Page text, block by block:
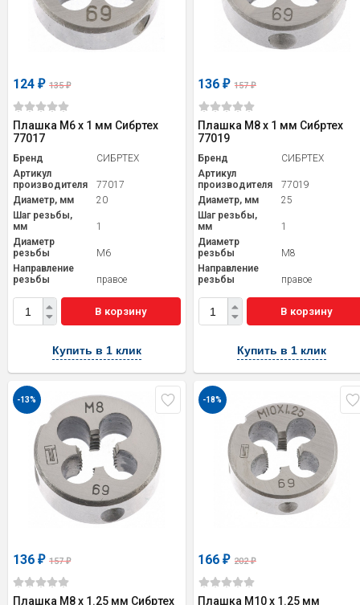
124 ₽ 135₽
Плашка М6 х 1 мм Сибртех
77017
Бренд
СИБРТЕХ
Артикул
производителя
77017
Диаметр, мм
20
Шаг резьбы,
мм
1
Диаметр
резьбы
M6
Направление
резьбы
правое
В корзину
Купить в 1 клик
136₽ 157₽
Плашка М8 х 1 мм Сибртех
77019
Бренд
СИБРТЕХ
Артикул
производителя
77019
Диаметр, мм
25
Шаг резьбы,
мм
1
Диаметр
резьбы
M8
Направление
резьбы
правое
В корзину
Купить в 1 клик
-13%
136 ₽ 157₽
Плашка М8 х 1.25 мм Сибртех
-18%
166₽ 202₽
Плашка М10 х 1.25 мм